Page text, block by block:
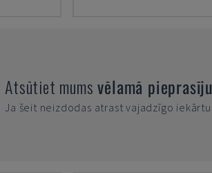
Atsūtiet mumsvēlamā
Ja šeit neizdodas atrast vajadzīgo